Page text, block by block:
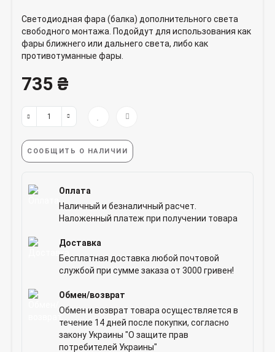
Светодиодная фара (балка) дополнительного света
свободного монтажа. Подойдут для использования как
фары ближнего или дальнего света, либо как
противотуманные фары.
735 ₴
СООБЩИТЬ О НАЛИЧИИ
Оплата
Наличный и безналичный расчет.
Наложенный платеж при получении товара
Доставка
Бесплатная доставка любой почтовой
службой при сумме заказа от 3000 гривен!
Обмен/возврат
Обмен и возврат товара осуществляется в
течение 14 дней после покупки, согласно
закону Украины "О защите прав
потребителей Украины"